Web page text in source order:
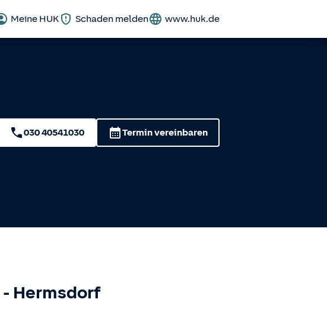
Meine HUK Schaden melden www.huk.de
030 40541030 Termin vereinbaren
- Hermsdorf